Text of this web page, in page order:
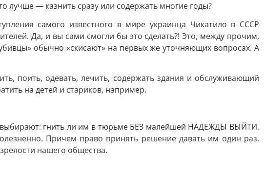
лучше — казнить сразу или содержать многие годы?
самого известного в мире украинца Чикатило в СССР
Да, и вы сами смогли бы это сделать?! Это, между прочим,
обычно «скисают» на первых же уточняющих вопросах. А
поить, одевать, лечить, содержать здания и обслуживающий
на детей и стариков, например.
выбирают: гнить ли им в тюрьме БЕЗ малейшей НАДЕЖДЫ ВЫЙТИ.
Причем право принять решение давать им один раз.
нашего общества.